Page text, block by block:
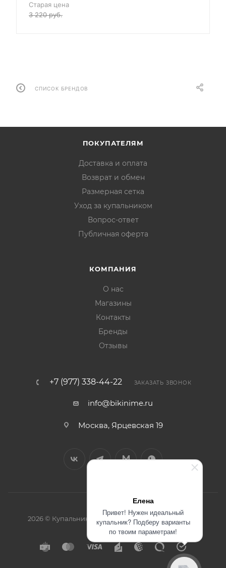
Елена
Привет! Нужен идеальный
купальник? Подберу варианты
по твоим параметрам!
Старая цена
3 220руб.
СПИСОК БРЕНДОВ
ПОКУПАТЕЛЯМ
Доставка и оплата
Возврат и обмен
Размерная сетка
Уход за купальником
Вопрос-ответ
Публичная оферта
КОМПАНИЯ
О нас
Магазины
Контакты
Бренды
Отзывы
+7 (977) 338-44-22 ЗАКАЗАТЬ ЗВОНОК
info@bikinime.ru
Москва, Ярцевская 19
2026 © Купальники интернет-магазин BikiniMe.ru